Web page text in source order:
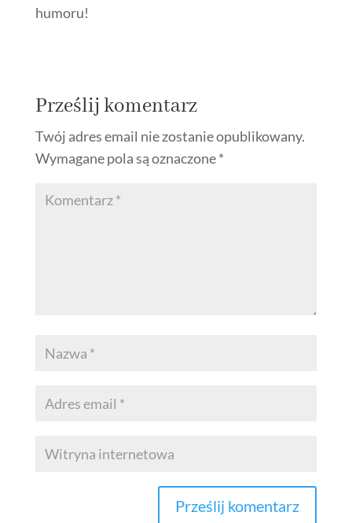
humoru!
Prześlij komentarz
Twój adres email nie zostanie opublikowany.
Wymagane pola są oznaczone*